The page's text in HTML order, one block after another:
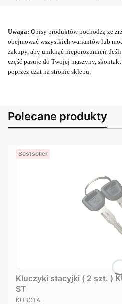
Uwaga: Opisy produktów pochodzą ze
obejmować wszystkich wariantów lub
zakupy, aby uniknąć nieporozumień.
część pasuje do Twojej maszyny,
poprzez czat na stronie sklepu.
Polecane produkty
Bestseller
Kluczyki stacyjki ( 2 szt. )
ST
PRODUCENT
KUBOTA